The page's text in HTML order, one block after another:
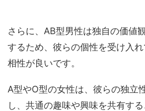
さらに、AB型男性は独自の価値
するため、彼らの個性を受け入
相性が良いです。
A型やO型の女性は、彼らの独立
し、共通の趣味や興味を共有す